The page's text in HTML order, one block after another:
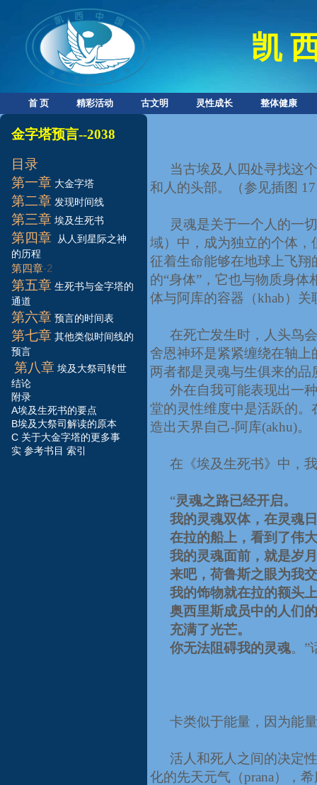
凯
首 页 精彩活动 古文明 灵性成长 整体健康
金字塔预言--2038
目录
第一章 大金字塔
第二章 发现时间线
第三章 埃及生死书
第四章 从人到星际之神
的历程
第四章-2
第五章 生死书与金字塔的
通道
第六章 预言的时间表
第七章 其他类似时间线的
预言
第八章 埃及大祭司转世
结论
附录
A埃及生死书的要点
B埃及大祭司解读的原本
C 关于大金字塔的更多事
实 参考书目 索引
当古埃及人四处寻找这
和人的头部。（参见插图 17
灵魂是关于一个人的一
域）中，成为独立的个体
征着生命能够在地球上飞翔
的“身体”，它也与物质身
体与阿库的容器（khab）关
在死亡发生时，人头鸟
舍恩神环是紧紧缠绕在轴
两者都是灵魂与生俱来的品
外在自我可能表现出一
堂的灵性维度中是活跃的。
造出天界自己-阿库(akhu)。
在《埃及生死书》中，
“灵魂之路已经开启。
我的灵魂双体，在灵魂
在拉的船上，看到了伟
我的灵魂面前，就是岁
来吧，荷鲁斯之眼为我
我的饰物就在拉的额头
奥西里斯成员中的人们
充满了光芒。
你无法阻碍我的灵魂。”
卡类似于能量，因为能
活人和死人之间的决定
化的先天元气（prana），